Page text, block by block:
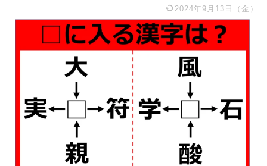
2024年9月13日（金）